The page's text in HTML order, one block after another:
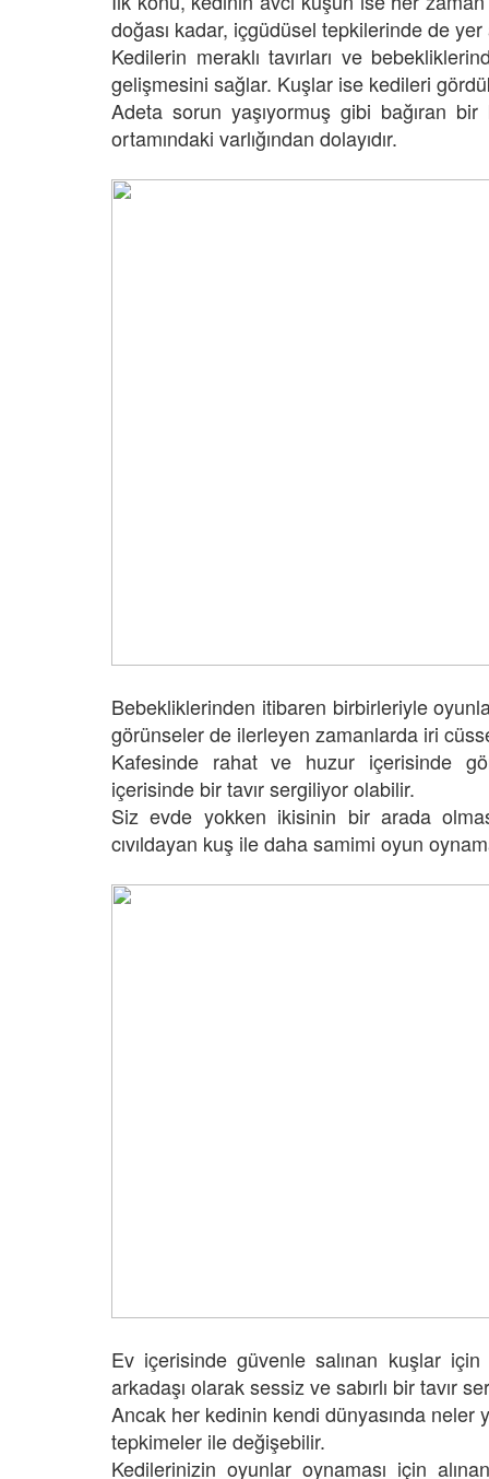
doğası kadar, içgüdüsel tepkilerinde de yer
Kedilerin meraklı tavırları ve
gelişmesini sağlar. Kuşlar ise kedileri
Adeta sorun yaşıyormuş gibi bağıran
ortamındaki varlığından dolayıdır.
Bebekliklerinden itibaren birbirleriyle
görünseler de ilerleyen zamanlarda iri
Kafesinde rahat ve huzur içerisinde
içerisinde bir tavır sergiliyor olabilir.
Siz evde yokken ikisinin bir arada
cıvıldayan kuş ile daha samimi oyun
Ev içerisinde güvenle salınan kuşlar
arkadaşı olarak sessiz ve sabırlı bir tavır
Ancak her kedinin kendi dünyasında neler
tepkimeler ile değişebilir.
Kedilerinizin oyunlar oynaması için
Kedilerin Kutsal
Yasalara
05.10.2025
Kediler Neden
Vahşi Atalarına
Yolculuk
03.10.2025